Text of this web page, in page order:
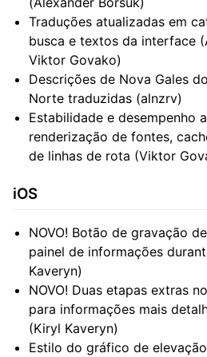
Traduções atualizadas em
busca e textos da interface
Viktor Govako)
Descrições de Nova Gales
Norte traduzidas (alnzrv)
Estabilidade e desempenho
renderização de fontes,
de linhas de rota (Viktor
iOS
NOVO! Botão de gravação
painel de informações
Kaveryn)
NOVO! Duas etapas extras
para informações mais
(Kiryl Kaveryn)
Estilo do gráfico de